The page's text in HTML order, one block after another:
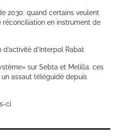
2030: quand certains veulent
en instrument de
d’Interpol Rabat
sur Sebta et Melilla: ces
assaut téléguidé depuis
ci